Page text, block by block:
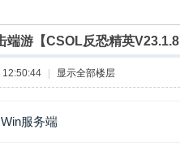
端游【CSOL反恐精英
12:50:44 显示全部楼层
Win服务端